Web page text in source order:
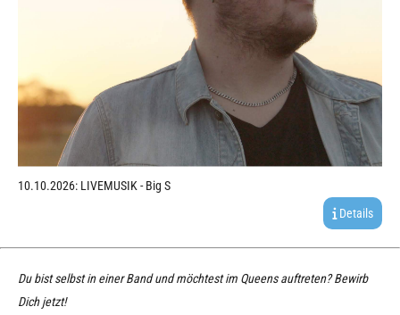
10.10.2026: LIVEMUSIK - Big S
Details
Du bist selbst in einer Band und möchtest im Queens auftreten? Bewirb
Dich jetzt!